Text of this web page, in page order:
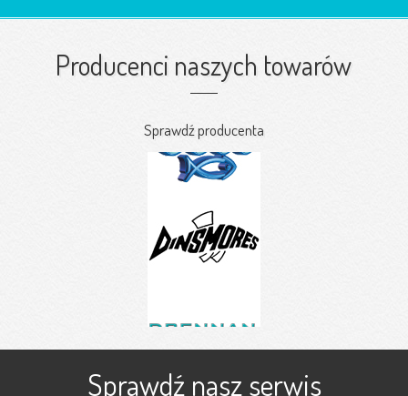
Producenci naszych towarów
Sprawdź producenta
Sprawdź nasz serwis